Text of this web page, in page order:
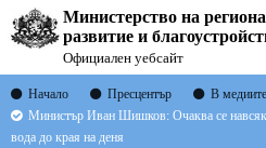
Министерство на
развитие и
Официален уебсайт
Начало Пресцентър
В медиите
Министър Иван Шишков: Очаква се
вода до края на деня